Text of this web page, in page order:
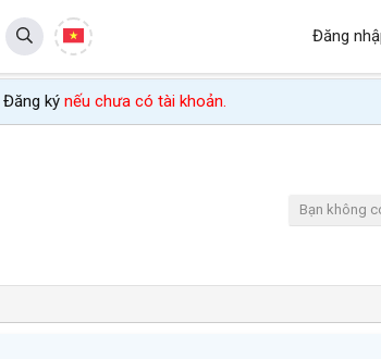
Đăng
Đăng kýnếu chưa có tài khoản.
Bạn không